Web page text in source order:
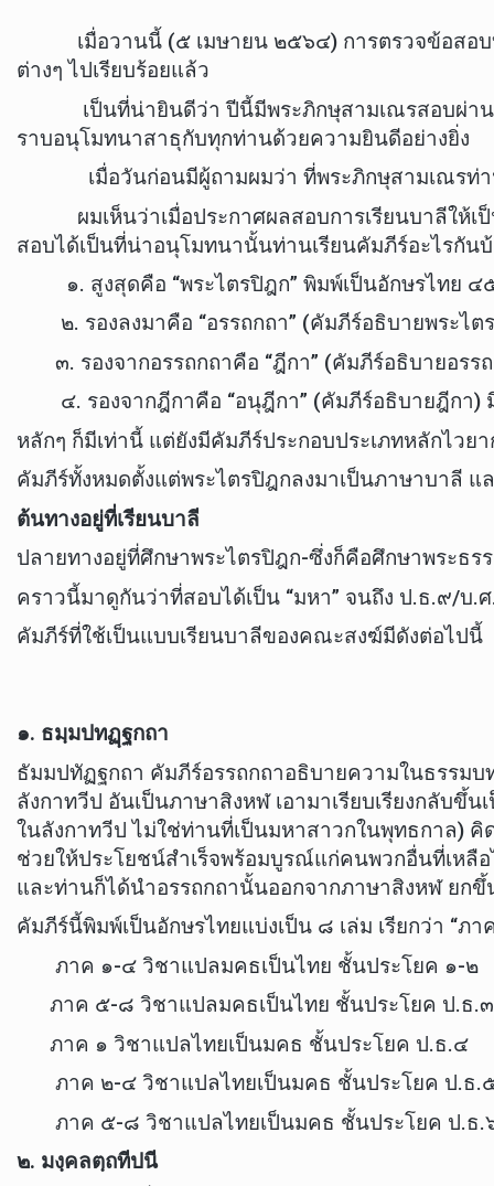
เมื่อวานนี้ (๕ เมษายน ๒๕๖๔) การตรวจข้อสอบบ
ต่างๆ ไปเรียบร้อยแล้ว
เป็นที่น่ายินดีว่า ปีนี้มีพระภิกษุสามเณรสอบผ่านเ
ราบอนุโมทนาสาธุกับทุกท่านด้วยความยินดีอย่างยิ่ง
เมื่อวันก่อนมีผู้ถามผมว่า ที่พระภิกษุสามเณรท่าน
ผมเห็นว่าเมื่อประกาศผลสอบการเรียนบาลีให้เป็
สอบได้เป็นที่น่าอนุโมทนานั้นท่านเรียนคัมภีร์อะไรกัน
๑. สูงสุดคือ “พระไตรปิฎก” พิมพ์เป็นอักษรไทย ๔
๒. รองลงมาคือ “อรรถกถา” (คัมภีร์อธิบายพระไต
๓. รองจากอรรถกถาคือ “ฎีกา” (คัมภีร์อธิบายอรร
๔. รองจากฎีกาคือ “อนุฎีกา” (คัมภีร์อธิบายฎีกา)
หลักๆ ก็มีเท่านี้ แต่ยังมีคัมภีร์ประกอบประเภทหลักไว
คัมภีร์ทั้งหมดตั้งแต่พระไตรปิฎกลงมาเป็นภาษาบาลี แ
ต้นทางอยู่ที่เรียนบาลี
ปลายทางอยู่ที่ศึกษาพระไตรปิฎก-ซึ่งก็คือศึกษาพระธร
คราวนี้มาดูกันว่าที่สอบได้เป็น “มหา” จนถึง ป.ธ.๙/บ.
คัมภีร์ที่ใช้เป็นแบบเรียนบาลีของคณะสงฆ์มีดังต่อไปนี้
๑. ธมฺมปทฏฺฐกถา
ธัมมปทัฏฐกถา คัมภีร์อรรถกถาอธิบายความในธรรม
ลังกาทวีป อันเป็นภาษาสิงหฬ เอามาเรียบเรียงกลับขึ้
ในลังกาทวีป ไม่ใช่ท่านที่เป็นมหาสาวกในพุทธกาล)
ช่วยให้ประโยชน์สำเร็จพร้อมบูรณ์แก่คนพวกอื่นที่เหลื
และท่านก็ได้นำอรรถกถานั้นออกจากภาษาสิงหฬ ยก
คัมภีร์นี้พิมพ์เป็นอักษรไทยแบ่งเป็น ๘ เล่ม เรียกว่า “ภา
ภาค ๑-๔ วิชาแปลมคธเป็นไทย ชั้นประโยค ๑-๒
ภาค ๕-๘ วิชาแปลมคธเป็นไทย ชั้นประโยค ป.ธ.๓
ภาค ๑ วิชาแปลไทยเป็นมคธ ชั้นประโยค ป.ธ.๔
ภาค ๒-๔ วิชาแปลไทยเป็นมคธ ชั้นประโยค ป.ธ.
ภาค ๕-๘ วิชาแปลไทยเป็นมคธ ชั้นประโยค ป.ธ.
๒. มงฺคลตฺถทีปนี